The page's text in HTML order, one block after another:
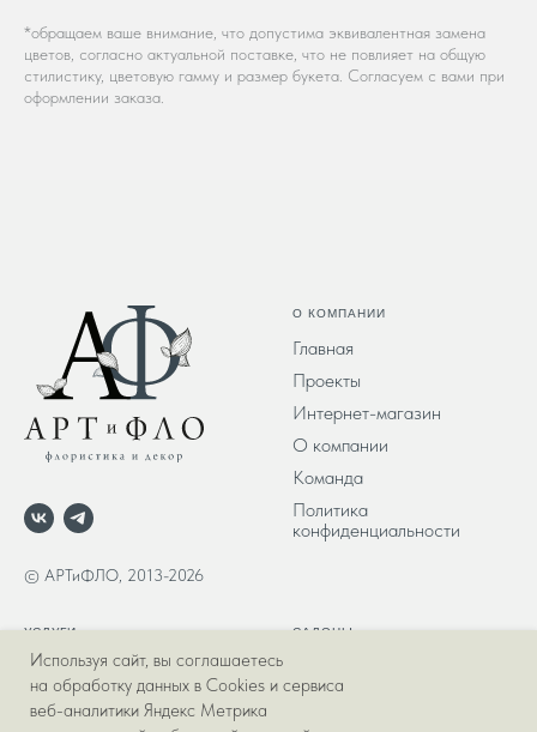
*обращаем ваше внимание, что допустима эквивалентная замена
цветов, согласно актуальной поставке, что не повлияет на общую
стилистику, цветовую гамму и размер букета. Согласуем с вами при
оформлении заказа.
© АРТиФЛО, 2013-2026
О КОМПАНИИ
Главная
Проекты
Интернет-магазин
О компании
Команда
Политика
конфиденциальности
УСЛУГИ
Оформление свадеб и
мероприятий
Букеты и композиции
САЛОНЫ
Салтыкова-щедрина
Используя сайт, вы соглашаетесь
на обработку данных в Cookies и сервиса
веб-аналитики Яндекс Метрика